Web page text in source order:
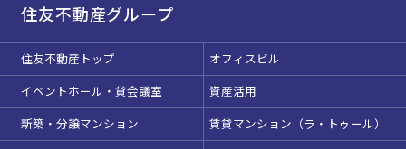
住友不動産グループ
住友不動産トップ
オフィスビル
イベントホール・貸会議室
資産活用
新築・分譲マンション
賃貸マンション（ラ・トゥール）